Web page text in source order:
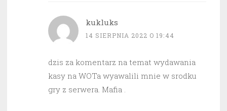
kukluks
14 SIERPNIA 2022 O 19:44
dzis za komentarz na temat wydawania
kasy na WOTa wyawalili mnie w srodku
gry z serwera. Mafia .